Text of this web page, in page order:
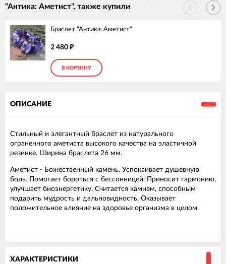
"Антика: Аметист", также купили
Браслет "Антика: Аметист"
2 480 ₽
В КОРЗИНУ
ОПИСАНИЕ
Стильный и элегантный браслет из натурального
ограненного аметиста высокого качества на эластичной
резинке. Ширина браслета 26 мм.
Аметист - Божественный камень. Успокаивает душевную
боль. Помогает бороться с бессонницей. Приносит гармонию,
улучшает биоэнергетику. Считается камнем, способным
подарить мудрость и дальновидность. Оказывает
положительное влияние на здоровье организма в целом.
ХАРАКТЕРИСТИКИ